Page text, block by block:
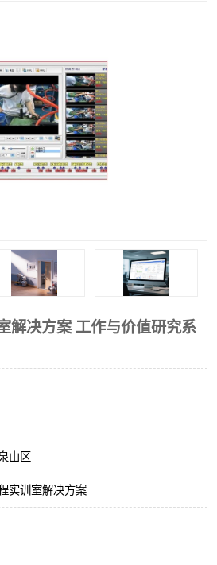
解决方案 工作与价值研究系
山区
实训室解决方案